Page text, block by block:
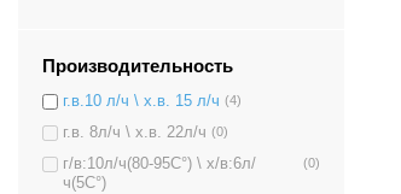
Производительность
г.в.10 л/ч \ х.в. 15 л/ч (4)
г.в. 8л/ч \ х.в. 22л/ч (0)
г/в:10л/ч(80-95C°) \ х/в:6л/
ч(5C°)
(0)